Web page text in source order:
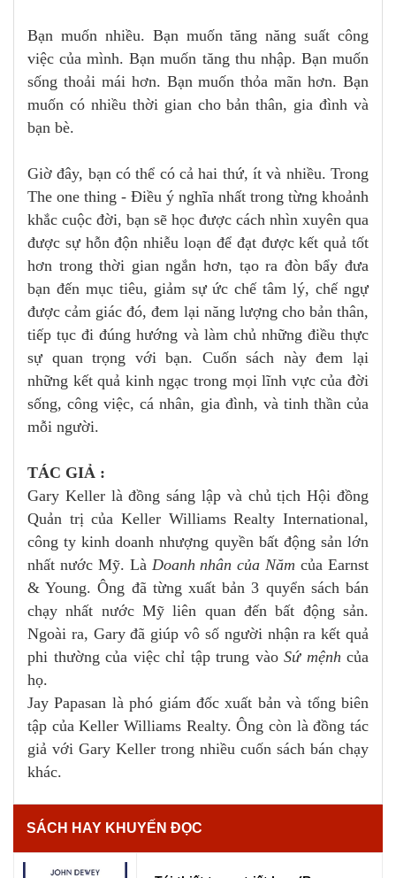
Bạn muốn nhiều. Bạn muốn tăng năng suất công
việc của mình. Bạn muốn tăng thu nhập. Bạn muốn
sống thoải mái hơn. Bạn muốn thỏa mãn hơn. Bạn
muốn có nhiều thời gian cho bản thân, gia đình và
bạn bè.
Giờ đây, bạn có thể có cả hai thứ, ít và nhiều. Trong
The one thing - Điều ý nghĩa nhất trong từng khoảnh
khắc cuộc đời, bạn sẽ học được cách nhìn xuyên qua
được sự hỗn độn nhiễu loạn để đạt được kết quả tốt
hơn trong thời gian ngắn hơn, tạo ra đòn bẩy đưa
bạn đến mục tiêu, giảm sự ức chế tâm lý, chế ngự
được cảm giác đó, đem lại năng lượng cho bản thân,
tiếp tục đi đúng hướng và làm chủ những điều thực
sự quan trọng với bạn. Cuốn sách này đem lại
những kết quả kinh ngạc trong mọi lĩnh vực của đời
sống, công việc, cá nhân, gia đình, và tinh thần của
mỗi người.
TÁC GIẢ :
Gary Keller là đồng sáng lập và chủ tịch Hội đồng
Quản trị của Keller Williams Realty International,
công ty kinh doanh nhượng quyền bất động sản lớn
nhất nước Mỹ. Là Doanh nhân của Năm của Earnst
& Young. Ông đã từng xuất bản 3 quyển sách bán
chạy nhất nước Mỹ liên quan đến bất động sản.
Ngoài ra, Gary đã giúp vô số người nhận ra kết quả
phi thường của việc chỉ tập trung vào Sứ mệnh của
họ.
Jay Papasan là phó giám đốc xuất bản và tổng biên
tập của Keller Williams Realty. Ông còn là đồng tác
giả với Gary Keller trong nhiều cuốn sách bán chạy
khác.
SÁCH HAY KHUYẾN ĐỌC